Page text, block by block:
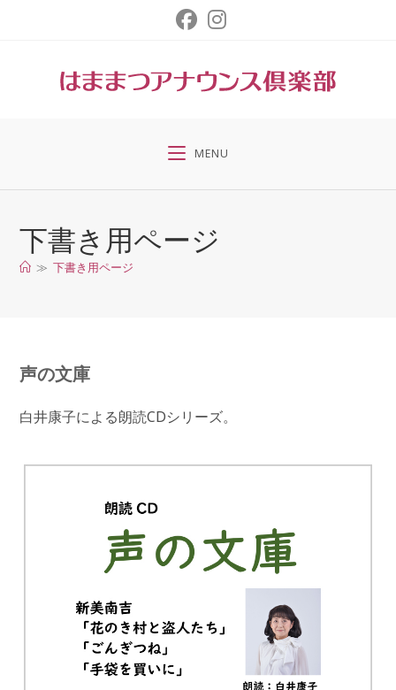
ッ
MENU
下書き用ページ
≫ 下書き用ページ
声の文庫
白井康子による朗読CDシリーズ。